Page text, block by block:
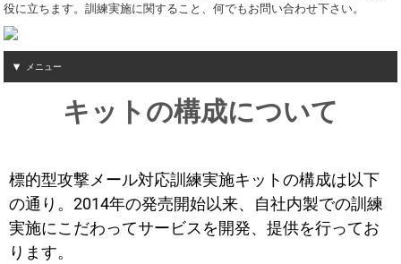
役に立ちます。訓練実施に関すること、何でもお問い合わせ下さい。
メニュー
キットの構成について
標的型攻撃メール対応訓練実施キットの構成は以下
の通り。2014年の発売開始以来、自社内製での訓練
実施にこだわってサービスを開発、提供を行ってお
ります。